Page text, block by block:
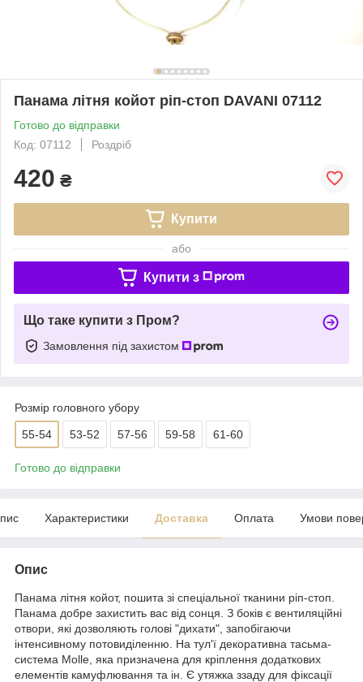
Панама літня койот ріп-стоп DAVANI 07112
Готово до відправки
Код: 07112
Роздріб
420 ₴
Купити
або
Купити з
Що таке купити з Пром?
Замовлення під захистом
Розмір головного убору
55-54 53-52 57-56 59-58 61-60
Готово до відправки
Характеристики Доставка Оплата Умови
Опис
Панама літня койот, пошита зі спеціальної тканини ріп-стоп.
Панама добре захистить вас від сонця. З боків є вентиляційні
отвори, які дозволяють голові "дихати", запобігаючи
інтенсивному потовиділенню. На тул'ї декоративна тасьма-
система Molle, яка призначена для кріплення додаткових
елементів камуфлювання та ін. Є утяжка ззаду для фіксації